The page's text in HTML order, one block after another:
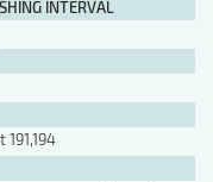
INTERVAL